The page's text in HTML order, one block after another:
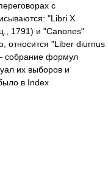
с
"Libri X
1791) и "Canones"
относится "Liber diurnus
собрание формул
их выборов и
в Index